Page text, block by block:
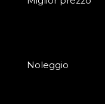
Noleggio